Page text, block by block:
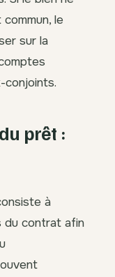
le
sur la
prêt :
à
du contrat afin